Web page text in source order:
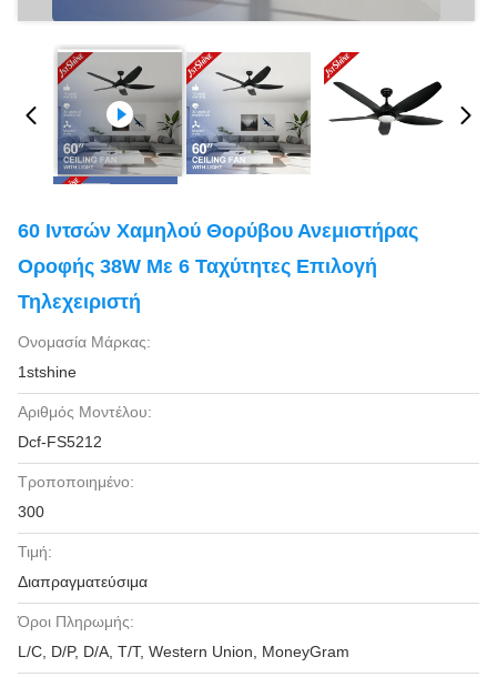
60 Ιντσών Χαμηλού Θορύβου Ανεμιστήρας
Οροφής 38W Με 6 Ταχύτητες Επιλογή
Τηλεχειριστή
Ονομασία Μάρκας:
1stshine
Αριθμός Μοντέλου:
Dcf-FS5212
Τροποποιημένο:
300
Τιμή:
Διαπραγματεύσιμα
Όροι Πληρωμής:
L/C, D/P, D/A, T/T, Western Union, MoneyGram